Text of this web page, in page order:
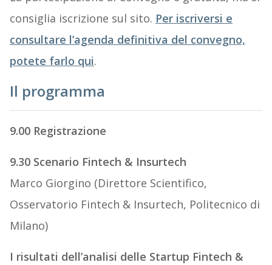
consiglia iscrizione sul sito. Per iscriversi e
consultare l’agenda definitiva del convegno,
potete farlo qui.
Il programma
9.00 Registrazione
9.30 Scenario Fintech & Insurtech
Marco Giorgino (Direttore Scientifico,
Osservatorio Fintech & Insurtech, Politecnico di
Milano)
I risultati dell’analisi delle Startup Fintech &